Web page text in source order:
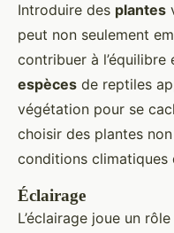
Introduire des plantes
peut non seulement
contribuer à
espèces de reptiles
végétation pour se
choisir des plantes
conditions climatiques
Éclairage
L’éclairage joue un